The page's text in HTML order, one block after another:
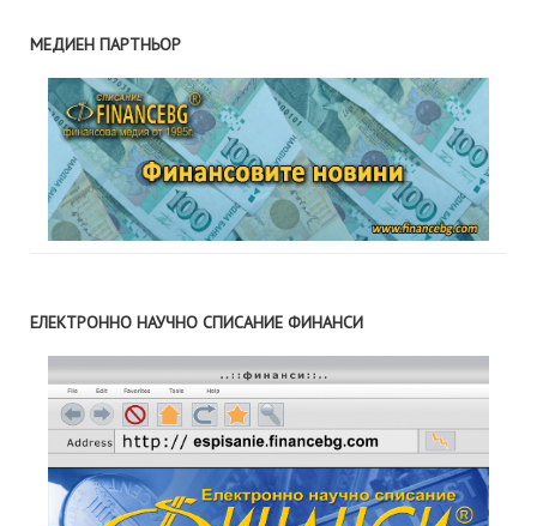
МЕДИЕН ПАРТНЬОР
ЕЛЕКТРОННО НАУЧНО СПИСАНИЕ ФИНАНСИ